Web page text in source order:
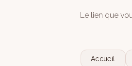
Le lien que
Accueil